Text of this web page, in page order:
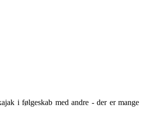
i følgeskab med andre - der er mange